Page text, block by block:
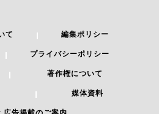
て 編集ポリシー
プライバシーポリシー
著作権について
媒体資料